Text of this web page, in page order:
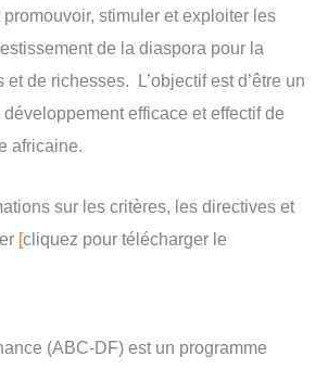
stimuler et exploiter les
de la diaspora pour la
et de richesses. L’objectif est d’être un
efficace et effectif de
africaine.
sur les critères, les directives et
[cliquez pour télécharger le
(ABC-DF) est un programme